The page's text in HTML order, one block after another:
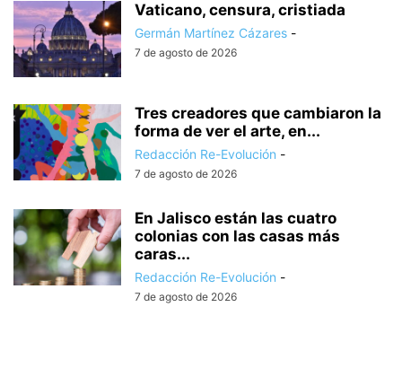
Vaticano, censura, cristiada
Germán Martínez Cázares -
7 de agosto de 2026
Tres creadores que cambiaron la
forma de ver el arte, en...
Redacción Re-Evolución -
7 de agosto de 2026
En Jalisco están las cuatro
colonias con las casas más
caras...
Redacción Re-Evolución -
7 de agosto de 2026